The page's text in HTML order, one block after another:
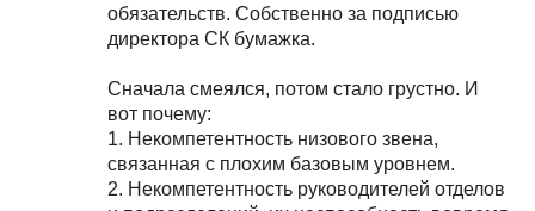
обязательств. Собственно за подписью
директора СК бумажка.
Сначала смеялся, потом стало грустно. И
вот почему:
1. Некомпетентность низового звена,
связанная с плохим базовым уровнем.
2. Некомпетентность руководителей отделов